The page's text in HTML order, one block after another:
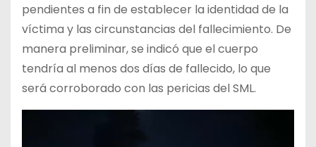
pendientes a fin de establecer la identidad de la
víctima y las circunstancias del fallecimiento. De
manera preliminar, se indicó que el cuerpo
tendría al menos dos días de fallecido, lo que
será corroborado con las pericias del SML.